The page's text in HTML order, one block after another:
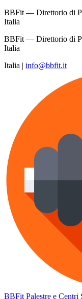
BBFit — Direttorio di
Italia
BBFit — Direttorio di
Italia
Italia | info@bbfit.it
BBFit Palestre e